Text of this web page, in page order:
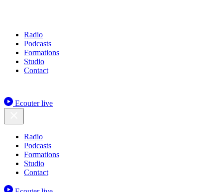
Radio
Podcasts
Formations
Studio
Contact
Ecouter live
Radio
Podcasts
Formations
Studio
Contact